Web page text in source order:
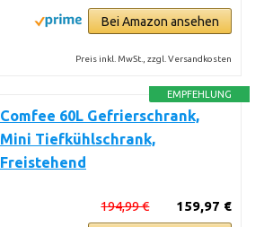
Bei Amazon ansehen
Preis inkl. MwSt., zzgl. Versandkosten
EMPFEHLUNG
Comfee 60L Gefrierschrank,
Mini Tiefkühlschrank,
Freistehend
159,97 €
194,99 €